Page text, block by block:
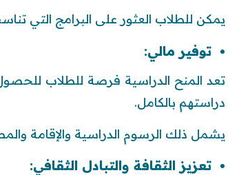
يمكن للطلاب العثور على البرامج التي
توفير مالي:
تعد المنح الدراسية فرصة للطلاب
دراستهم بالكامل.
يشمل ذلك الرسوم الدراسية والإقامة
تعزيز الثقافة والتبادل الثقافي: